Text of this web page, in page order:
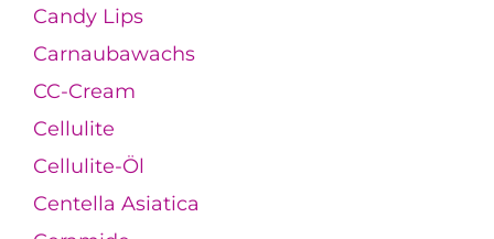
Candy Lips
Carnaubawachs
CC-Cream
Cellulite
Cellulite-Öl
Centella Asiatica